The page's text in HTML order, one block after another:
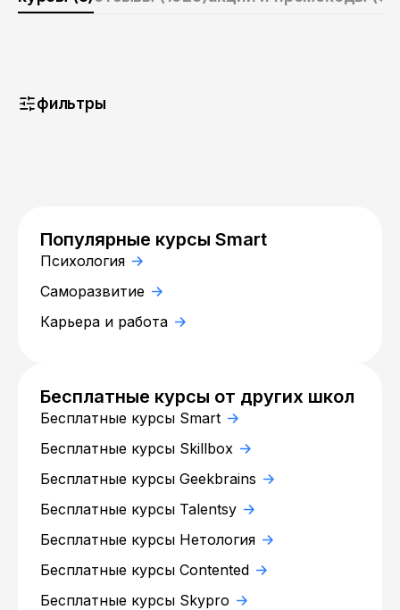
фильтры
Популярные курсы Smart
Психология
Саморазвитие
Карьера и работа
Бесплатные курсы от других школ
Бесплатные курсы Smart
Бесплатные курсы Skillbox
Бесплатные курсы Geekbrains
Бесплатные курсы Talentsy
Бесплатные курсы Нетология
Бесплатные курсы Contented
Бесплатные курсы Skypro